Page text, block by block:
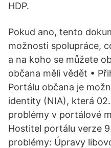
HDP.
Pokud ano, tento
možnosti spolupráce,
a na koho se můžete
občana měli vědět •
Portálu občana je
identity (NIA), která
problémy v portálové
Hostitel portálu verze
problémy: Úpravy